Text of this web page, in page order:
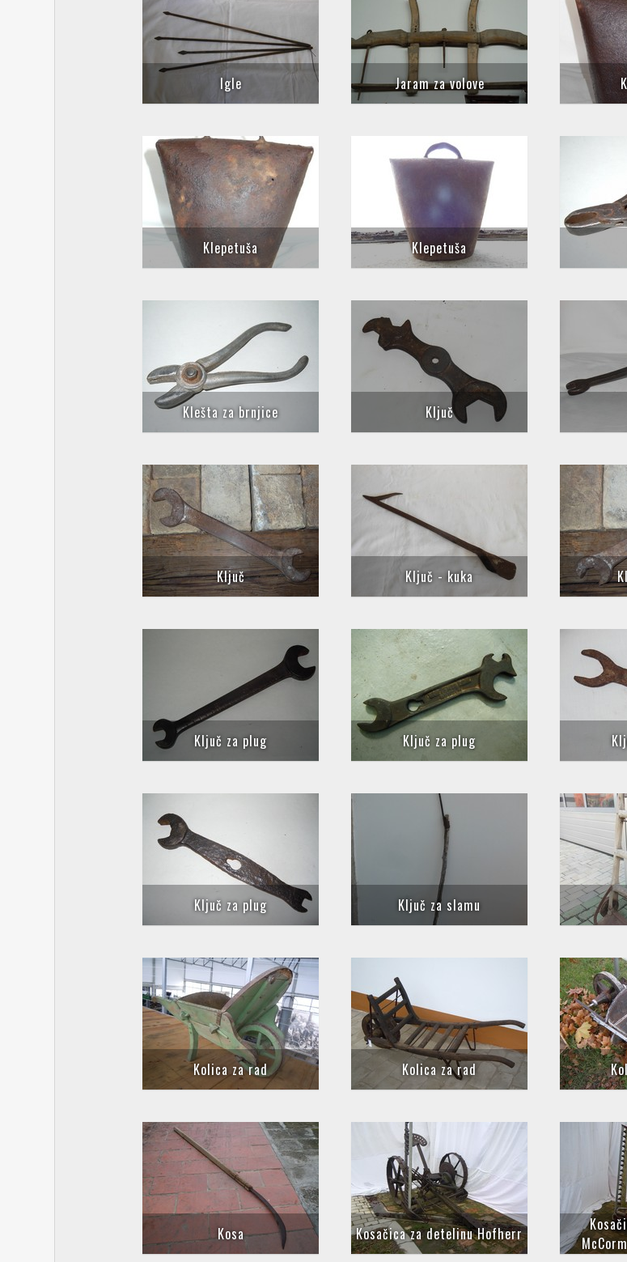
Igle Jaram za volove
Klepetuša Klepetuša
Klešta za brnjice Ključ
Ključ Ključ - kuka
Ključ za plug Ključ za plug
Ključ za plug Ključ za slamu
Kolica za rad Kolica za rad
Kosa Kosačica za detelinu Hofherr